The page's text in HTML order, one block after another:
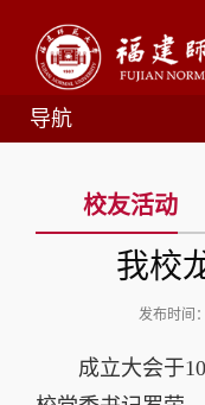
导航
校友活动
我校
发布时间
成立大会于10